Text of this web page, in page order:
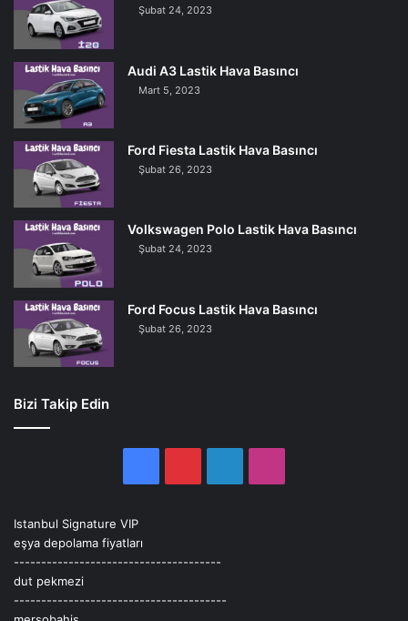
Şubat 24, 2023
Audi A3 Lastik Hava Basıncı
Mart 5, 2023
Ford Fiesta Lastik Hava Basıncı
Şubat 26, 2023
Volkswagen Polo Lastik Hava Basıncı
Şubat 24, 2023
Ford Focus Lastik Hava Basıncı
Şubat 26, 2023
Bizi Takip Edin
Istanbul Signature VIP
eşya depolama fiyatları
--------------------------------------
dut pekmezi
---------------------------------------